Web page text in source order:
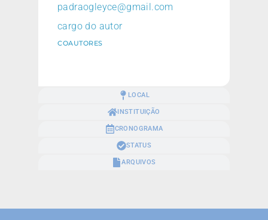
LOCAL
INSTITUIÇÃO
CRONOGRAMA
STATUS
ARQUIVOS
padraogleyce@gmail.com
cargo do autor
COAUTORES